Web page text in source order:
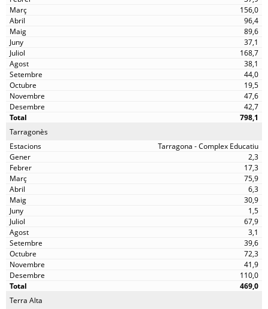
156,0
96,4
89,6
37,1
168,7
38,1
44,0
19,5
47,6
42,7
798,1
Tarragonès
Tarragona - Complex Educatiu
2,3
17,3
75,9
6,3
30,9
1,5
67,9
3,1
39,6
72,3
41,9
110,0
469,0
Terra Alta